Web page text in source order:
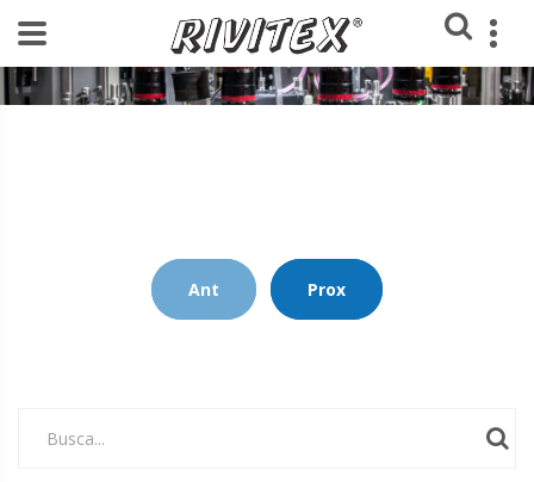
Home Blog Rivitex
Ant Prox
Busca...